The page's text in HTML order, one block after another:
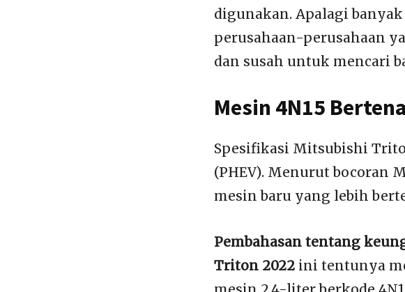
digunakan. Apalagi
perusahaan-perusahaan
dan susah untuk mencari
Mesin 4N15
Spesifikasi Mitsubishi
(PHEV). Menurut bocoran
mesin baru yang lebih
Pembahasan tentang
Triton 2022 ini tentunya